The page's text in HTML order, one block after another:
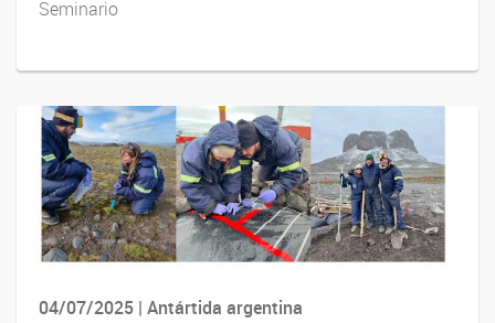
Seminario
04/07/2025 | Antártida argentina